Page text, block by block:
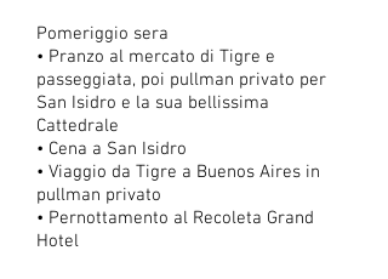
Pomeriggio sera
• Pranzo al mercato di Tigre e
passeggiata, poi pullman privato per
San Isidro e la sua bellissima
Cattedrale
• Cena a San Isidro
• Viaggio da Tigre a Buenos Aires in
pullman privato
• Pernottamento al Recoleta Grand
Hotel